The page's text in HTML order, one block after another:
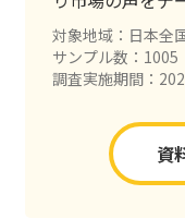
対象地域：日本全
サンプル数：1005
調査実施期間：
資